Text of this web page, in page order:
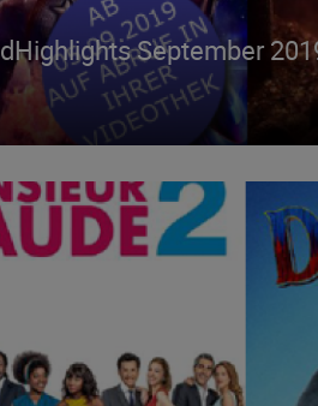
September